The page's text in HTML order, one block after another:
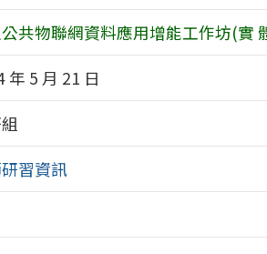
共物聯網資料應用增能工作坊(實
年 5 月 21 日
習資訊